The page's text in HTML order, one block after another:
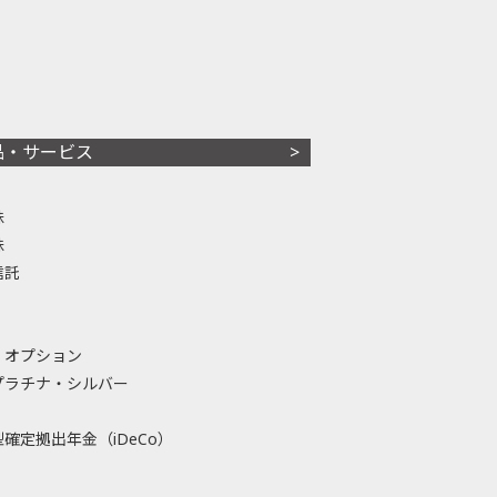
・サービス
託
プション
ラチナ・シルバー
定拠出年金（iDeCo）